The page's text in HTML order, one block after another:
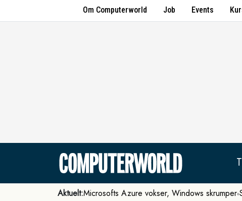
Om Computerworld Job Events
Aktuelt:Microsofts Azure vokser, Windows skrumper